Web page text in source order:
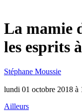
La mamie
les esprits
Stéphane Moussie
lundi 01 octobre 2018 à
Ailleurs